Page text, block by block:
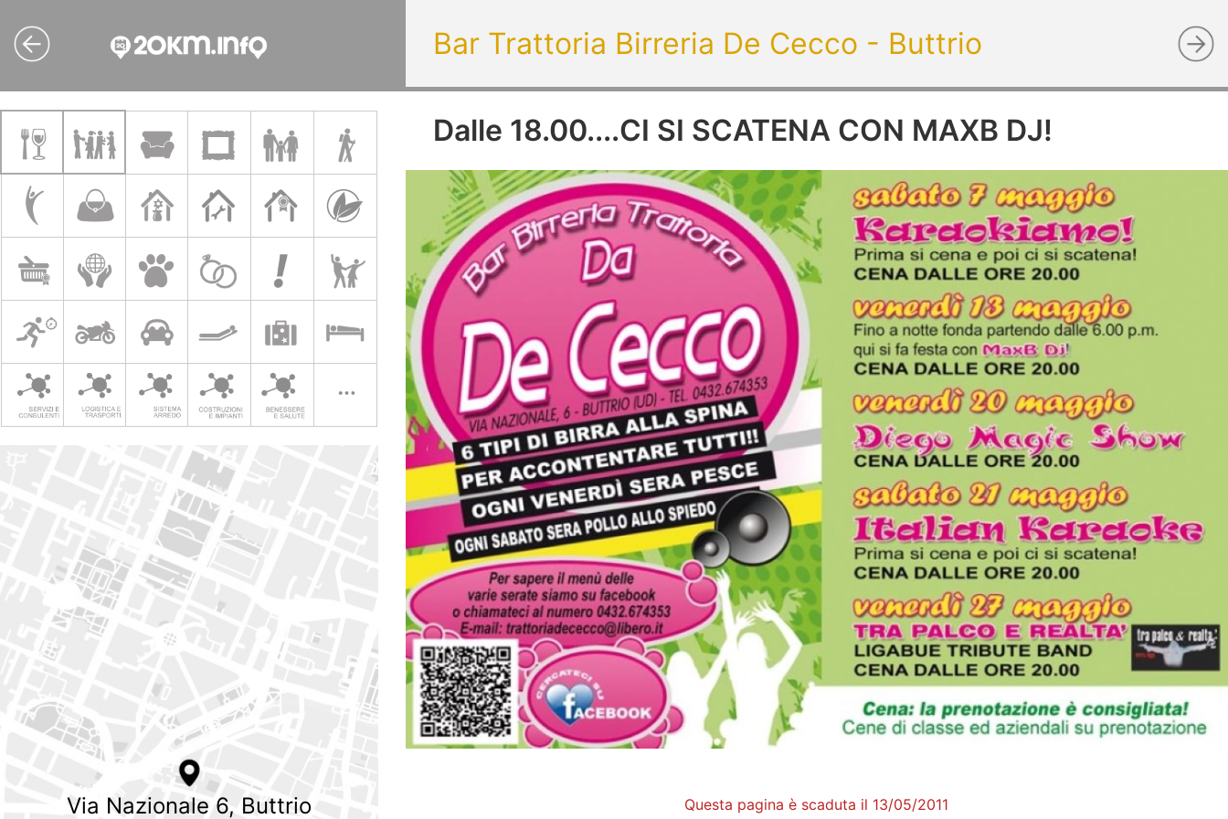
Via Nazionale 6, Buttrio
Bar Trattoria Birreria De Cecco - Buttrio
Dalle 18.00....CI SI SCATENA CON MAXB DJ!
Questa pagina è scaduta il 13/05/2011